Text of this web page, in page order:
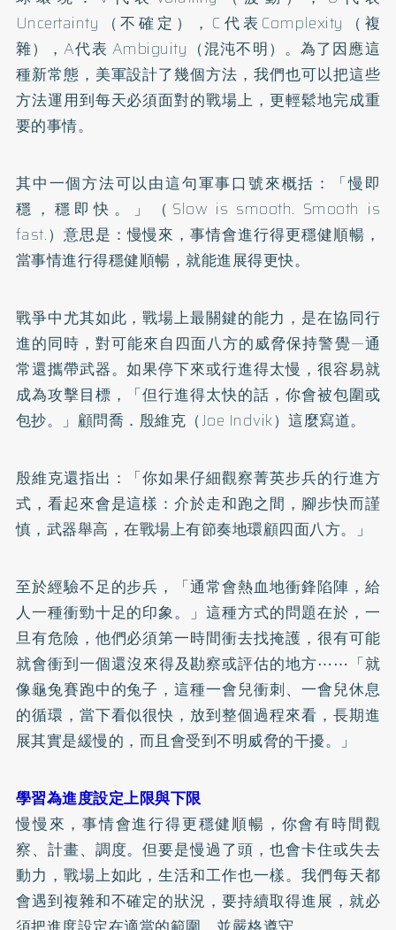
Uncertainty（不確定），C代表Complexity（複
雜），A代表 Ambiguity（混沌不明）。為了因應這
種新常態，美軍設計了幾個方法，我們也可以把這些
方法運用到每天必須面對的戰場上，更輕鬆地完成重
要的事情。
其中一個方法可以由這句軍事口號來概括：「慢即
穩，穩即快。」（Slow is smooth. Smooth is
fast.）意思是：慢慢來，事情會進行得更穩健順暢，
當事情進行得穩健順暢，就能進展得更快。
戰爭中尤其如此，戰場上最關鍵的能力，是在協同行
進的同時，對可能來自四面八方的威脅保持警覺—通
常還攜帶武器。如果停下來或行進得太慢，很容易就
成為攻擊目標，「但行進得太快的話，你會被包圍或
包抄。」顧問喬．殷維克（Joe Indvik）這麼寫道。
殷維克還指出：「你如果仔細觀察菁英步兵的行進方
式，看起來會是這樣：介於走和跑之間，腳步快而謹
慎，武器舉高，在戰場上有節奏地環顧四面八方。」
至於經驗不足的步兵，「通常會熱血地衝鋒陷陣，給
人一種衝勁十足的印象。」這種方式的問題在於，一
旦有危險，他們必須第一時間衝去找掩護，很有可能
就會衝到一個還沒來得及勘察或評估的地方⋯⋯「就
像龜兔賽跑中的兔子，這種一會兒衝刺、一會兒休息
的循環，當下看似很快，放到整個過程來看，長期進
展其實是緩慢的，而且會受到不明威脅的干擾。」
學習為進度設定上限與下限
慢慢來，事情會進行得更穩健順暢，你會有時間觀
察、計畫、調度。但要是慢過了頭，也會卡住或失去
動力，戰場上如此，生活和工作也一樣。我們每天都
會遇到複雜和不確定的狀況，要持續取得進展，就必